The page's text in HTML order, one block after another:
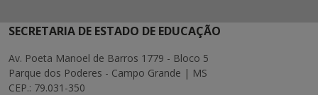
SECRETARIA DE ESTADO DE EDUCAÇÃO
Av. Poeta Manoel de Barros 1779 - Bloco 5
Parque dos Poderes - Campo Grande | MS
CEP.: 79.031-350